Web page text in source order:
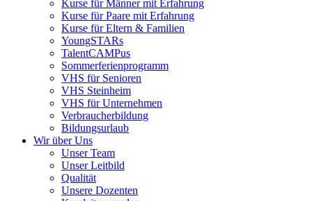
Kurse für Männer mit Erfahrung
Kurse für Paare mit Erfahrung
Kurse für Eltern & Familien
YoungSTARs
TalentCAMPus
Sommerferienprogramm
VHS für Senioren
VHS Steinheim
VHS für Unternehmen
Verbraucherbildung
Bildungsurlaub
Wir über Uns
Unser Team
Unser Leitbild
Qualität
Unsere Dozenten